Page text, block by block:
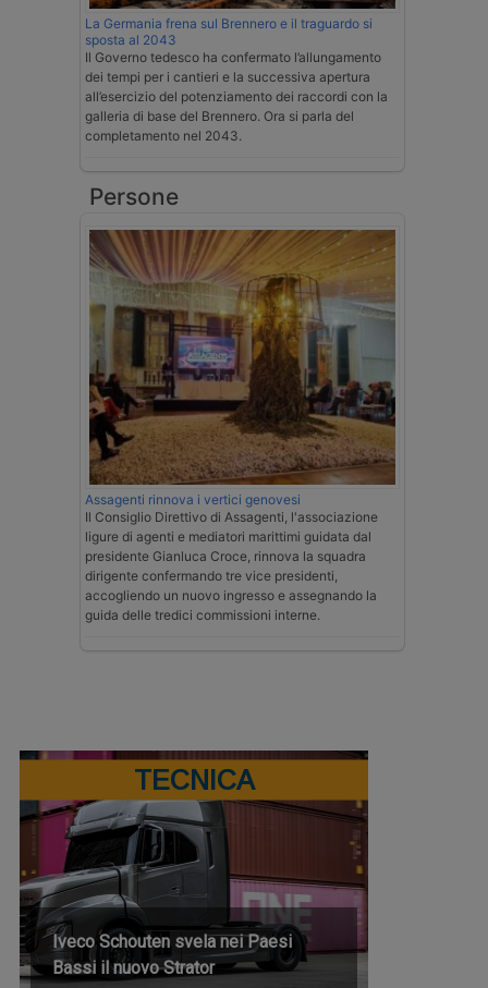
La Germania frena sul Brennero e il traguardo si
sposta al 2043
Il Governo tedesco ha confermato l’allungamento
dei tempi per i cantieri e la successiva apertura
all’esercizio del potenziamento dei raccordi con la
galleria di base del Brennero. Ora si parla del
completamento nel 2043.
Persone
Assagenti rinnova i vertici genovesi
Il Consiglio Direttivo di Assagenti, l'associazione
ligure di agenti e mediatori marittimi guidata dal
presidente Gianluca Croce, rinnova la squadra
dirigente confermando tre vice presidenti,
accogliendo un nuovo ingresso e assegnando la
guida delle tredici commissioni interne.
TECNICA
Iveco Schouten svela nei Paesi
Bassi il nuovo Strator